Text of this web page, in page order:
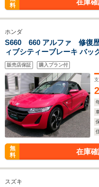
料
在庫
ホンダ
S660 660 アルファ 修復歴
ィブシティーブレーキ バ
トライト ハーフレザーシー
ホィール
販売店保証 購入プラン付
無
料
在庫
スズキ